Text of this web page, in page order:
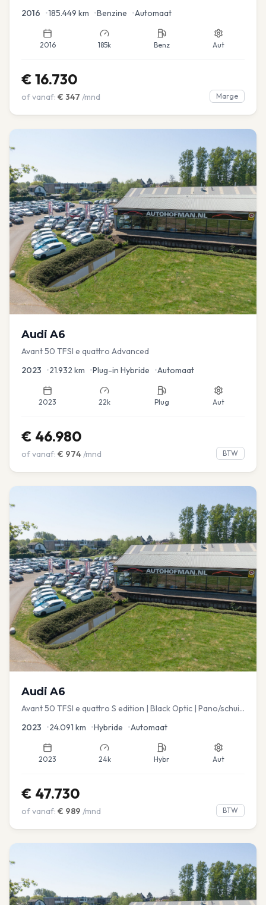
2016 •185.449 km •Benzine •Automaat
2016 185k Benz Aut
€ 16.730
of vanaf: € 347 /mnd Marge
Audi A6
Avant 50 TFSI e quattro Advanced
2023 •21.932 km •Plug-in Hybride •Automaat
2023 22k Plug Aut
€ 46.980
of vanaf: € 974 /mnd BTW
Audi A6
Avant 50 TFSI e quattro S edition | Black Optic | Pano/schuif
2023 •24.091 km •Hybride •Automaat
2023 24k Hybr Aut
€ 47.730
of vanaf: € 989 /mnd BTW